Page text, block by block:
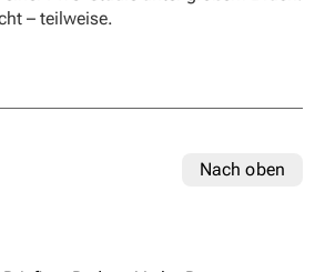
– teilweise.
Nach oben